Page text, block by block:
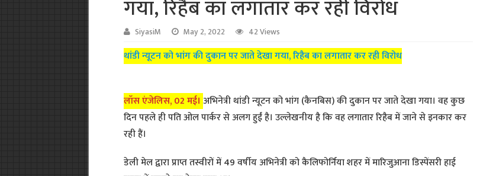
गया, रिहैब का लगातार कर रही विरोध
SiyasiM May 2, 2022 42 Views
थांडी न्यूटन को भांग की दुकान पर जाते देखा गया, रिहैब का लगातार कर रही विरोध
लॉस एंजेलिस, 02 मई। अभिनेत्री थांडी न्यूटन को भांग (कैनबिस) की दुकान पर जाते देखा गया। वह कुछ
दिन पहले ही पति ओल पार्कर से अलग हुईं है। उल्लेखनीय है कि वह लगातार रिहैब में जाने से इनकार कर
रही हैं।
डेली मेल द्वारा प्राप्त तस्वीरों में 49 वर्षीय अभिनेत्री को कैलिफोर्निया शहर में मारिजुआना डिस्पेंसरी हाई